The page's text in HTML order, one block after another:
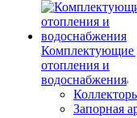
Комплектующие
отопления и
водоснабжения
Запорная